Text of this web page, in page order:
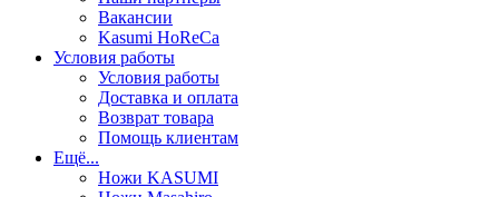
Вакансии
Kasumi HoReCa
Условия работы
Условия работы
Доставка и оплата
Возврат товара
Помощь клиентам
Ещё...
Ножи KASUMI